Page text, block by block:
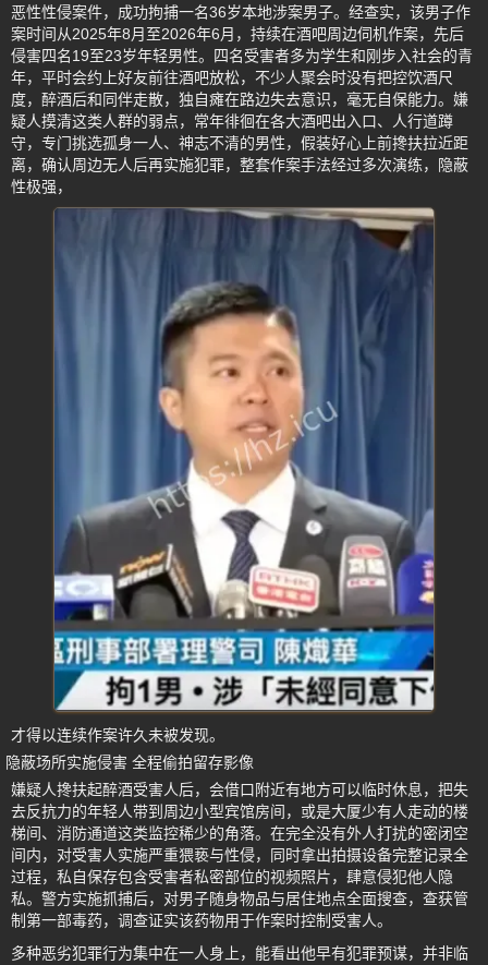
恶性性侵案件，成功拘捕一名36岁本地涉案男子。经查实，该男子作
案时间从2025年8月至2026年6月，持续在酒吧周边伺机作案，先后
侵害四名19至23岁年轻男性。四名受害者多为学生和刚步入社会的青
年，平时会约上好友前往酒吧放松，不少人聚会时没有把控饮酒尺
度，醉酒后和同伴走散，独自瘫在路边失去意识，毫无自保能力。嫌
疑人摸清这类人群的弱点，常年徘徊在各大酒吧出入口、人行道蹲
守，专门挑选孤身一人、神志不清的男性，假装好心上前搀扶拉近距
离，确认周边无人后再实施犯罪，整套作案手法经过多次演练，隐蔽
性极强，
才得以连续作案许久未被发现。
隐蔽场所实施侵害 全程偷拍留存影像
嫌疑人搀扶起醉酒受害人后，会借口附近有地方可以临时休息，把失
去反抗力的年轻人带到周边小型宾馆房间，或是大厦少有人走动的楼
梯间、消防通道这类监控稀少的角落。在完全没有外人打扰的密闭空
间内，对受害人实施严重猥亵与性侵，同时拿出拍摄设备完整记录全
过程，私自保存包含受害者私密部位的视频照片，肆意侵犯他人隐
私。警方实施抓捕后，对男子随身物品与居住地点全面搜查，查获管
制第一部毒药，调查证实该药物用于作案时控制受害人。
多种恶劣犯罪行为集中在一人身上，能看出他早有犯罪预谋，并非临